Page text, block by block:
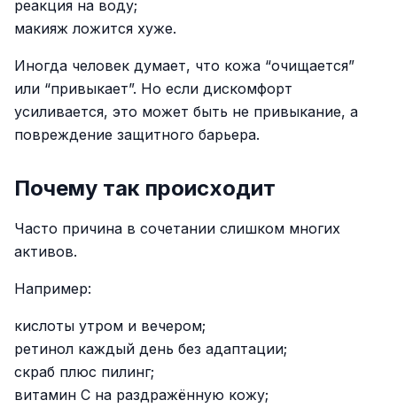
реакция на воду;
макияж ложится хуже.
Иногда человек думает, что кожа “очищается”
или “привыкает”. Но если дискомфорт
усиливается, это может быть не привыкание, а
повреждение защитного барьера.
Почему так происходит
Часто причина в сочетании слишком многих
активов.
Например:
кислоты утром и вечером;
ретинол каждый день без адаптации;
скраб плюс пилинг;
витамин C на раздражённую кожу;